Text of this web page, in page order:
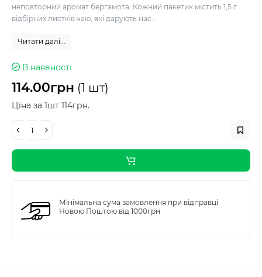
неповторний аромат бергамота. Кожний пакетик містить 1,5 г
відбірних листків чаю, які дарують нас...
Читати далі...
В наявності
114.00грн (1 шт)
Ціна за 1шт 114грн.
Мінімальна сума замовлення при відправці
Новою Поштою від 1000грн